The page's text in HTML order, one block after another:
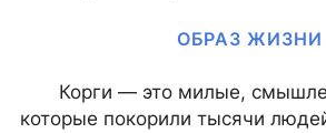
ОБРАЗ ЖИЗНИ
Корги — это милые,
которые покорили тысячи